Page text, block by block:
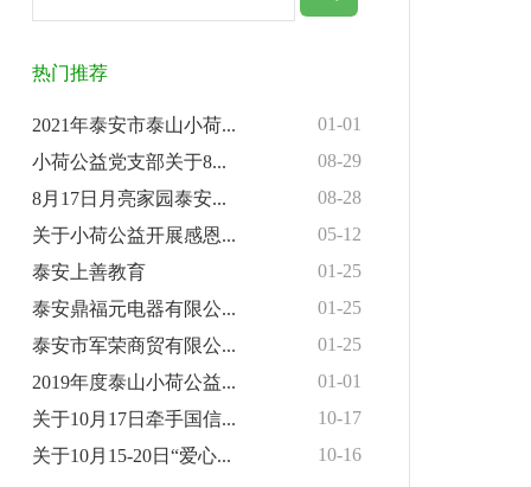
热门推荐
2021年泰安市泰山小荷...
01-01
小荷公益党支部关于8...
08-29
8月17日月亮家园泰安...
08-28
关于小荷公益开展感恩...
05-12
泰安上善教育
01-25
泰安鼎福元电器有限公...
01-25
泰安市军荣商贸有限公...
01-25
2019年度泰山小荷公益...
01-01
关于10月17日牵手国信...
10-17
关于10月15-20日“爱心...
10-16